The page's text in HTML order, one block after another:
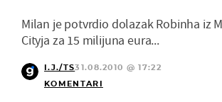
Milan je potvrdio dolazak Robinha iz
Cityja za 15 milijuna eura...
I.J./TS31.08.2010 @ 17:22
KOMENTARI